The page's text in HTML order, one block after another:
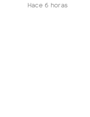
Hace 6 horas